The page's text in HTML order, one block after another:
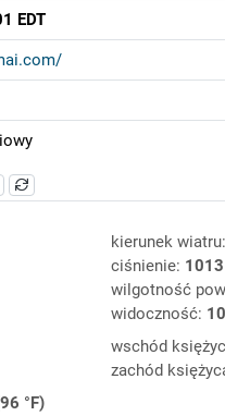
EDT
kierunek wiatru:
ciśnienie:
wilgotność
widoczność:
wschód
zachód
°F)